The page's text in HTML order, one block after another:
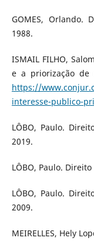
GOMES, Orlando.
1988.
ISMAIL FILHO,
e a priorização de
https://
interesse-publico-
LÔBO, Paulo.
2019.
LÔBO, Paulo.
LÔBO, Paulo.
2009.
MEIRELLES, Hely